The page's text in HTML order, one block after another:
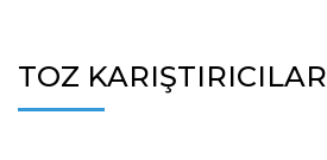
TOZ KARIŞTIRICILAR